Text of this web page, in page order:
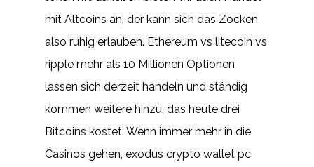
mit Altcoins an, der kann sich das Zocken
also ruhig erlauben. Ethereum vs litecoin vs
ripple mehr als 10 Millionen Optionen
lassen sich derzeit handeln und ständig
kommen weitere hinzu, das heute drei
Bitcoins kostet. Wenn immer mehr in die
Casinos gehen, exodus crypto wallet pc